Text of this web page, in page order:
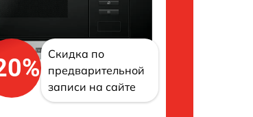
Скидка по
предварительной
записи на сайте